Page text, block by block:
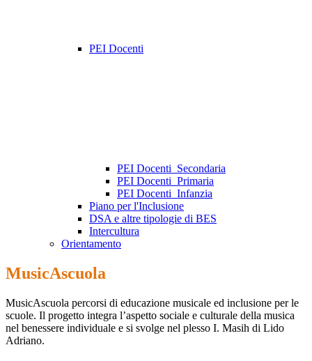
PEI Docenti
PEI Docenti_Secondaria
PEI Docenti_Primaria
PEI Docenti_Infanzia
Piano per l'Inclusione
DSA e altre tipologie di BES
Intercultura
Orientamento
MusicAscuola
MusicAscuola percorsi di educazione musicale ed inclusione per le
scuole. Il progetto integra l’aspetto sociale e culturale della musica
nel benessere individuale e si svolge nel plesso I. Masih di Lido
Adriano.